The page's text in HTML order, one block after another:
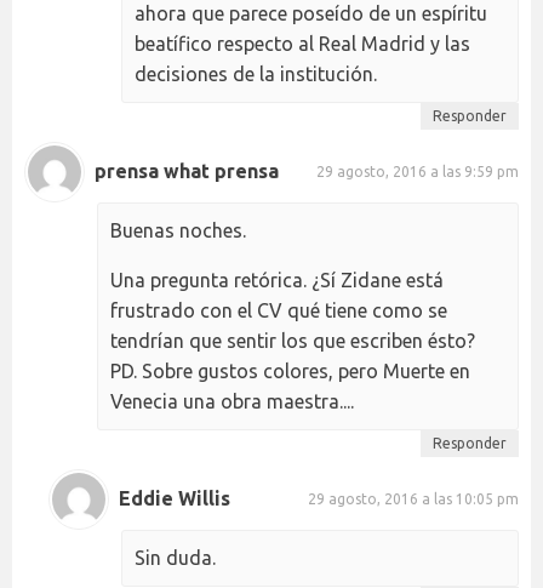
ahora que parece poseído de un espíritu
beatífico respecto al Real Madrid y las
decisiones de la institución.
Responder
prensa what prensa 29 agosto, 2016 a las 9:59 pm
Buenas noches.
Una pregunta retórica. ¿Sí Zidane está
frustrado con el CV qué tiene como se
tendrían que sentir los que escriben ésto?
PD. Sobre gustos colores, pero Muerte en
Venecia una obra maestra....
Responder
Eddie Willis 29 agosto, 2016 a las 10:05 pm
Sin duda.